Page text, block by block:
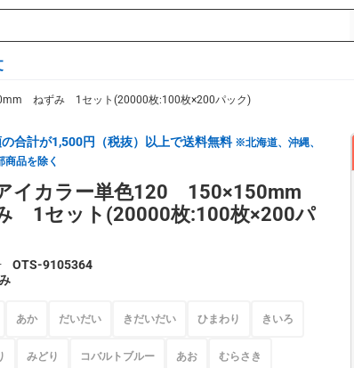
ねずみ 1セット(20000枚:100枚×200パック)
合計が1,500円（税抜）以上で送料無料 ※北海道、沖縄、
商品を除く
イカラー単色120 150×150mm
1セット(20000枚:100枚×200パ
OTS-9105364
あか だいだい きだいだい ひまわり きいろ
みどり コバルトブルー あお むらさき